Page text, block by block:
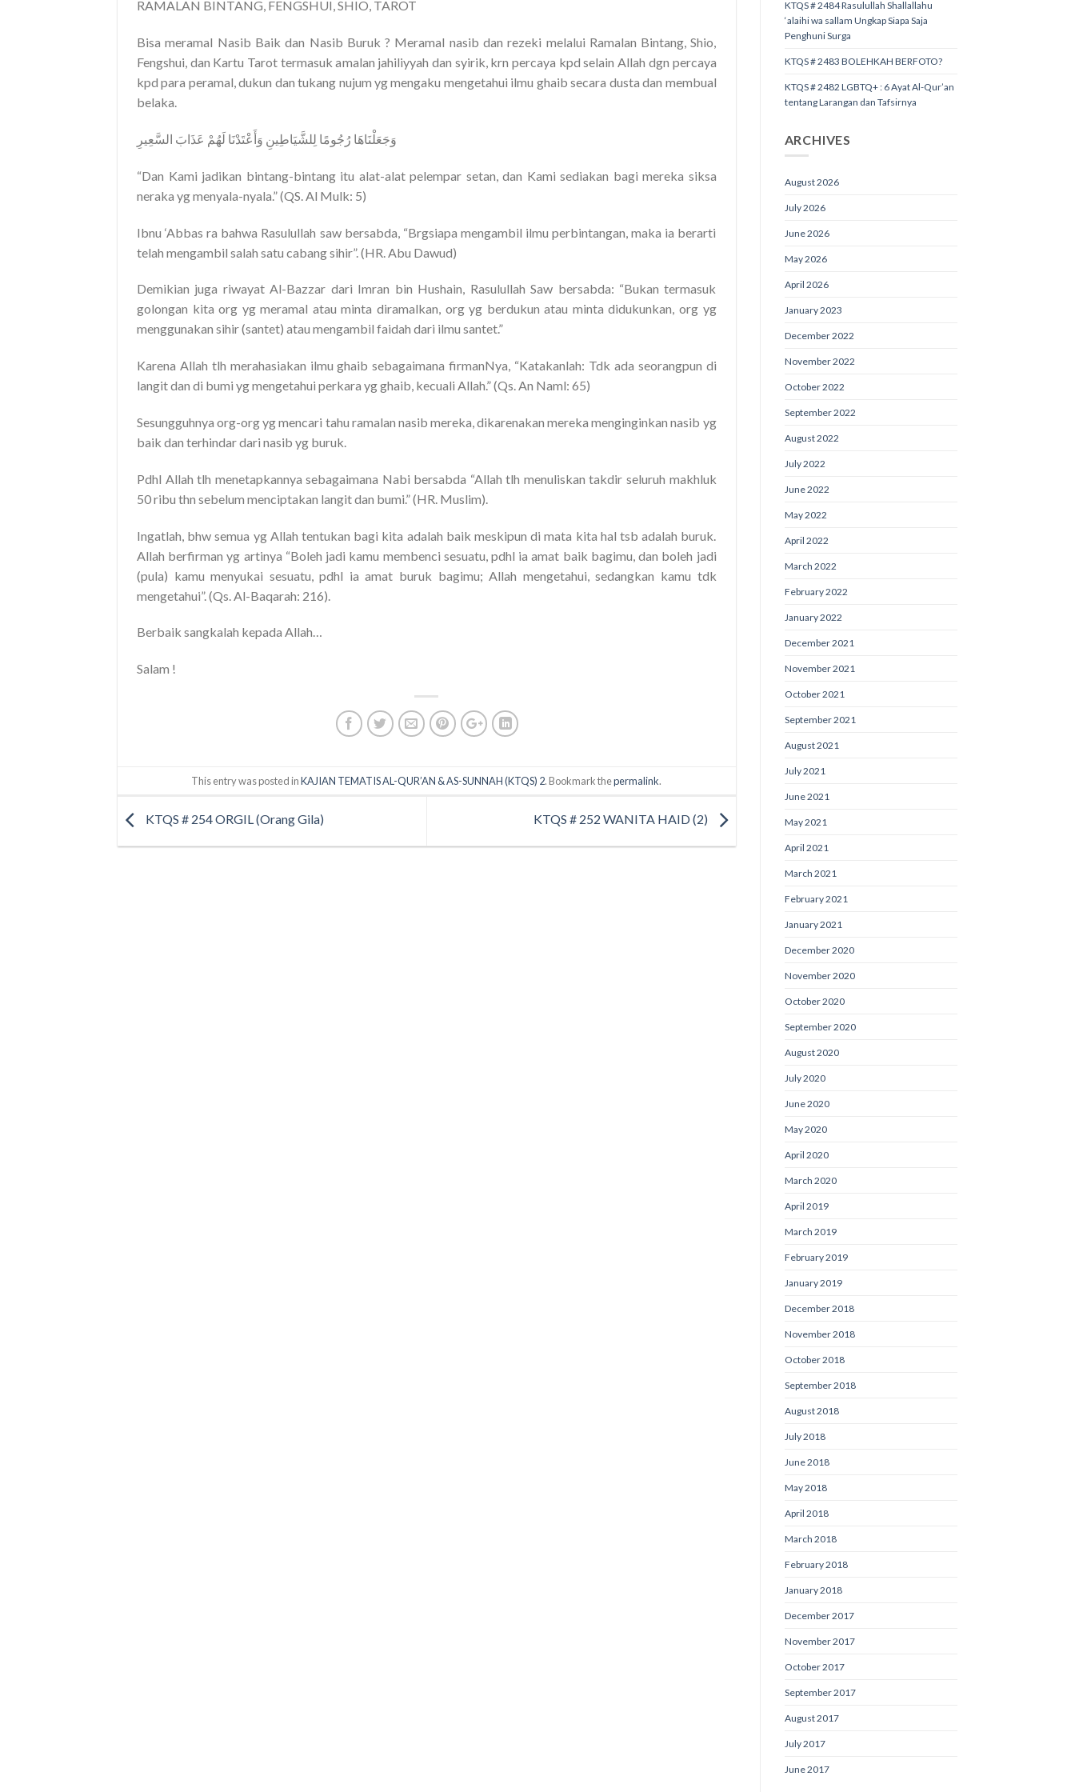
RAMALAN BINTANG, FENGSHUI, SHIO, TAROT
Bisa meramal Nasib Baik dan Nasib Buruk ? Meramal nasib dan rezeki melalui Ramalan Bintang, Shio,
Fengshui, dan Kartu Tarot termasuk amalan jahiliyyah dan syirik, krn percaya kpd selain Allah dgn percaya
kpd para peramal, dukun dan tukang nujum yg mengaku mengetahui ilmu ghaib secara dusta dan membual
belaka.
وَجَعَلْنَاهَا رُجُومًا لِلشَّيَاطِينِ وَأَعْتَدْنَا لَهُمْ عَذَابَ السَّعِيرِ
“Dan Kami jadikan bintang-bintang itu alat-alat pelempar setan, dan Kami sediakan bagi mereka siksa
neraka yg menyala-nyala.” (QS. Al Mulk: 5)
Ibnu ‘Abbas ra bahwa Rasulullah saw bersabda, “Brgsiapa mengambil ilmu perbintangan, maka ia berarti
telah mengambil salah satu cabang sihir”. (HR. Abu Dawud)
Demikian juga riwayat Al-Bazzar dari Imran bin Hushain, Rasulullah Saw bersabda: “Bukan termasuk
golongan kita org yg meramal atau minta diramalkan, org yg berdukun atau minta didukunkan, org yg
menggunakan sihir (santet) atau mengambil faidah dari ilmu santet.”
Karena Allah tlh merahasiakan ilmu ghaib sebagaimana firmanNya, “Katakanlah: Tdk ada seorangpun di
langit dan di bumi yg mengetahui perkara yg ghaib, kecuali Allah.” (Qs. An Naml: 65)
Sesungguhnya org-org yg mencari tahu ramalan nasib mereka, dikarenakan mereka menginginkan nasib yg
baik dan terhindar dari nasib yg buruk.
Pdhl Allah tlh menetapkannya sebagaimana Nabi bersabda “Allah tlh menuliskan takdir seluruh makhluk
50 ribu thn sebelum menciptakan langit dan bumi.” (HR. Muslim).
Ingatlah, bhw semua yg Allah tentukan bagi kita adalah baik meskipun di mata kita hal tsb adalah buruk.
Allah berfirman yg artinya “Boleh jadi kamu membenci sesuatu, pdhl ia amat baik bagimu, dan boleh jadi
(pula) kamu menyukai sesuatu, pdhl ia amat buruk bagimu; Allah mengetahui, sedangkan kamu tdk
mengetahui”. (Qs. Al-Baqarah: 216).
Berbaik sangkalah kepada Allah…
Salam !
This entry was posted inKAJIAN TEMATIS AL-QUR’AN & AS-SUNNAH (KTQS) 2. Bookmark thepermalink.
KTQS # 254 ORGIL (Orang Gila) KTQS # 252 WANITA HAID (2)
KTQS # 2484 Rasulullah Shallallahu
‘alaihi wa sallam Ungkap Siapa Saja
Penghuni Surga
KTQS # 2483 BOLEHKAH BERFOTO?
KTQS # 2482 LGBTQ+ : 6 Ayat Al-Qur’an
tentang Larangan dan Tafsirnya
ARCHIVES
August 2026
July 2026
June 2026
May 2026
April 2026
January 2023
December 2022
November 2022
October 2022
September 2022
August 2022
July 2022
June 2022
May 2022
April 2022
March 2022
February 2022
January 2022
December 2021
November 2021
October 2021
September 2021
August 2021
July 2021
June 2021
May 2021
April 2021
March 2021
February 2021
January 2021
December 2020
November 2020
October 2020
September 2020
August 2020
July 2020
June 2020
May 2020
April 2020
March 2020
April 2019
March 2019
February 2019
January 2019
December 2018
November 2018
October 2018
September 2018
August 2018
July 2018
June 2018
May 2018
April 2018
March 2018
February 2018
January 2018
December 2017
November 2017
October 2017
September 2017
August 2017
July 2017
June 2017